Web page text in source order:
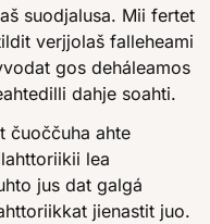
suodjalusa. Mii fertet
verjjolaš falleheami
gos deháleamos
dahje soahti.
čuoččuha ahte
lea
jus dat galgá
jienastit juo.